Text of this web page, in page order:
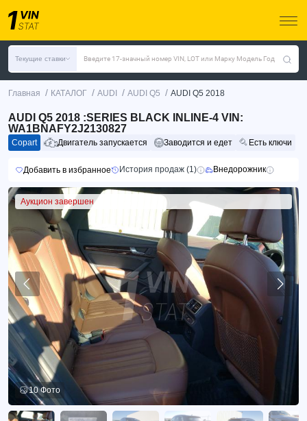
Текущие ставки Введите 17-значный номер VIN, LOT или Марку Модель Год
Главная / КАТАЛОГ / AUDI / AUDI Q5 / AUDI Q5 2018
AUDI Q5 2018 :SERIES BLACK INLINE-4 VIN:
WA1BNAFY2J2130827
Copart Двигатель запускается Заводится и едет Есть ключи
Добавить в избранное История продаж (1) Внедорожник
Аукцион завершен
10 Фото